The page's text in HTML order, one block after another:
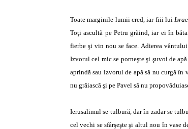
Toate marginile lumii cred, iar fiii lui
Toţi ascultă pe Petru grăind, iar ei în
fierbe şi vin nou se face. Adierea
Izvorul cel mic se porneşte şi şuvoi de
aprindă sau izvorul de apă să nu curgă în
nu grăiască şi pe Pavel să nu
Ierusalimul se tulbură, dar în zadar se
cel vechi se sfârşeşte şi altul nou în vase